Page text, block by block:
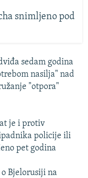
snimljeno pod
sedam godina
nasilja" nad
"otpora"
je i protiv
policije ili
pet godina
Bjelorusiji na